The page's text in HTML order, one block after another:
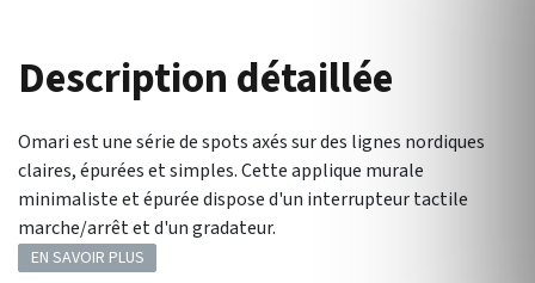
Description détaillée
Omari est une série de spots axés sur des lignes nordiques
claires, épurées et simples. Cette applique murale
minimaliste et épurée dispose d'un interrupteur tactile
marche/arrêt et d'un gradateur.
EN SAVOIR PLUS